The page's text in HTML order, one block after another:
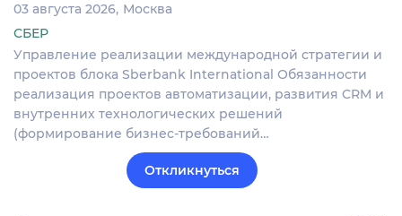
03 августа 2026 Москва
СБЕР
Управление реализации международной стратегии и
проектов блока Sberbank International Обязанности
реализация проектов автоматизации, развития CRM и
внутренних технологических решений
(формирование бизнес-требований…
Откликнуться